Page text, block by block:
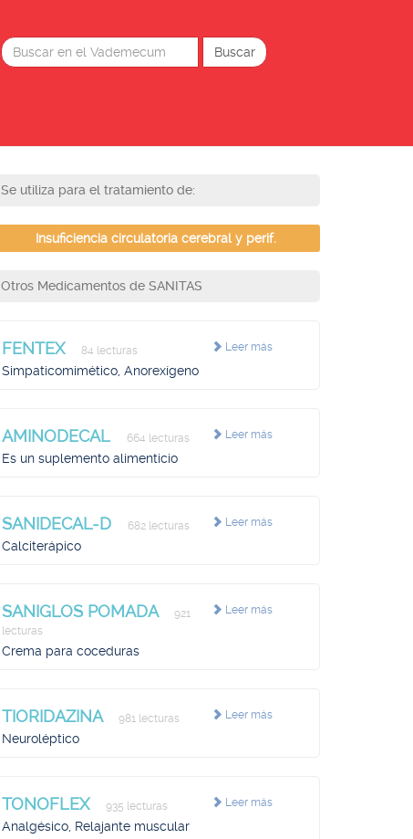
Se utiliza para el tratamiento de:
Insuficiencia circulatoria cerebral y perif.
Otros Medicamentos de SANITAS
Leer más
FENTEX 84 lecturas
Simpaticomimético, Anorexígeno
Leer más
AMINODECAL 664 lecturas
Es un suplemento alimenticio
Leer más
SANIDECAL-D 682 lecturas
Calciterápico
Leer más
SANIGLOS POMADA
921
lecturas
Crema para coceduras
Leer más
TIORIDAZINA 981 lecturas
Neuroléptico
Leer más
TONOFLEX 935 lecturas
Analgésico, Relajante muscular